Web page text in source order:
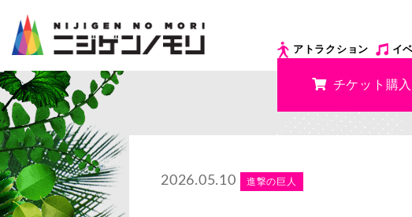
アトラクション イ
チケット購入
2026.05.10 進撃の巨人